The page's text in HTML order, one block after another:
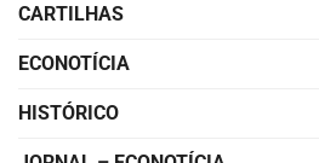
CARTILHAS
ECONOTÍCIA
HISTÓRICO